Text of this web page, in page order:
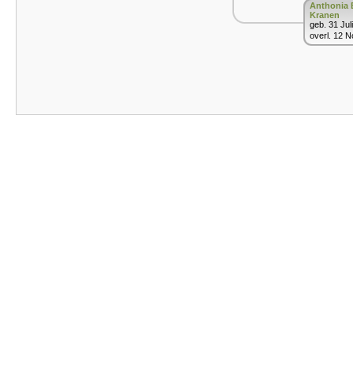
Anthonia
Kranen
geb. 31
overl. 12